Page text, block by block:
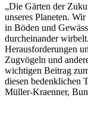
„Die Gärten der
unseres Planeten.
in Böden und
durcheinander
Herausforderungen
Zugvögeln und
wichtigen Beitrag
diesen bedenklichen
Müller-Kraenner,